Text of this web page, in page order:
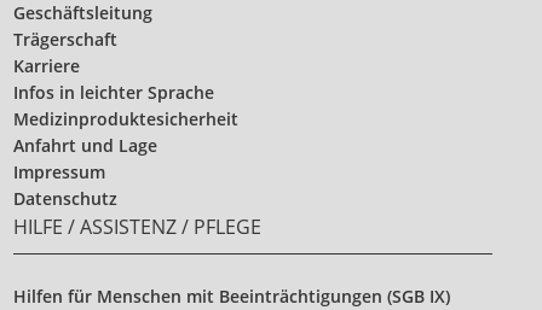
Geschäftsleitung
Trägerschaft
Karriere
Infos in leichter Sprache
Medizinproduktesicherheit
Anfahrt und Lage
Impressum
Datenschutz
HILFE / ASSISTENZ / PFLEGE
Hilfen für Menschen mit Beeinträchtigungen (SGB IX)